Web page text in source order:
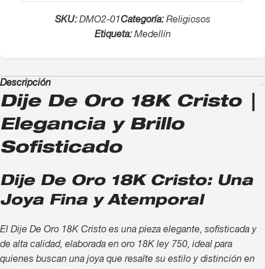
SKU:DMO2-01Categoría: Religiosos
Etiqueta: Medellín
Descripción
Dije De Oro 18K Cristo |
Elegancia y Brillo
Sofisticado
Dije De Oro 18K Cristo: Una
Joya Fina y Atemporal
El Dije De Oro 18K Cristo es una pieza elegante, sofisticada y
de alta calidad, elaborada en oro 18K ley 750, ideal para
quienes buscan una joya que resalte su estilo y distinción en